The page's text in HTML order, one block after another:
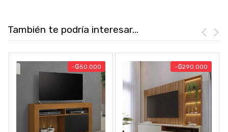
También te podría interesar...
-₲50.000 -₲290.000